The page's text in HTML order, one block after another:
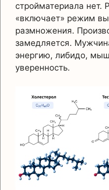
стройматериала нет.
«включает» режим
размножения.
замедляется.
энергию, либидо,
уверенность.